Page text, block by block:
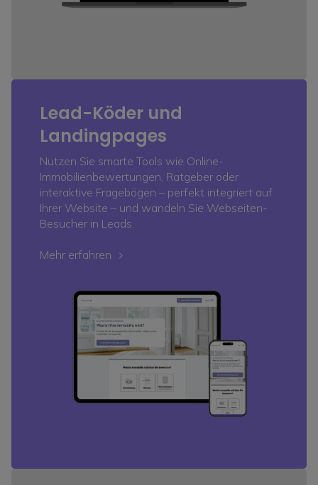
Lead-Köder und
Landingpages
Nutzen Sie smarte Tools wie Online-
Immobilienbewertungen, Ratgeber oder
interaktive Fragebögen – perfekt integriert auf
Ihrer Website – und wandeln Sie Webseiten-
Besucher in Leads.
Mehr erfahren